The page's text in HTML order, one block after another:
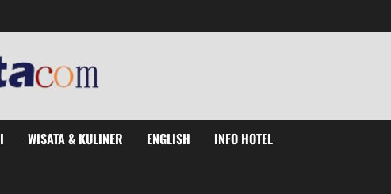
WISATA & KULINER ENGLISH INFO HOTEL